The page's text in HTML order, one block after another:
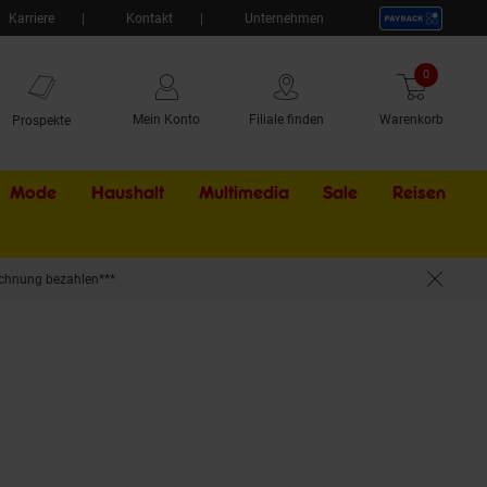
Karriere Kontakt Unternehmen
Prospekte Mein Konto Filiale finden Warenkorb
0 Artikel
Mode Haushalt Multimedia Sale Externer
Reisen
bezahlen***